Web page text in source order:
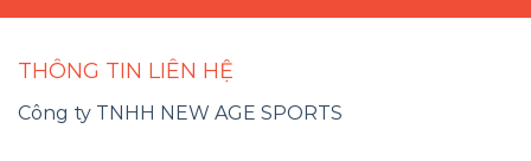
THÔNG TIN LIÊN HỆ
Công ty TNHH NEW AGE SPORTS